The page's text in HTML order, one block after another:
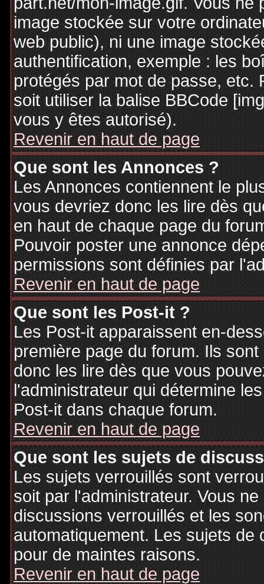
image stockée sur votre
web public), ni une image
authentification, exemple : les
protégés par mot de passe, etc.
soit utiliser la balise BBCode
vous y êtes autorisé).
Revenir en haut de page
Que sont les Annonces ?
Les Annonces contiennent le
vous devriez donc les lire dès
en haut de chaque page du
Pouvoir poster une annonce
permissions sont définies par
Revenir en haut de page
Que sont les Post-it ?
Les Post-it apparaissent en-
première page du forum. Ils
donc les lire dès que vous
l'administrateur qui détermine
Post-it dans chaque forum.
Revenir en haut de page
Que sont les sujets de
Les sujets verrouillés sont
soit par l'administrateur. Vous
discussions verrouillés et les
automatiquement. Les sujets
pour de maintes raisons.
Revenir en haut de page